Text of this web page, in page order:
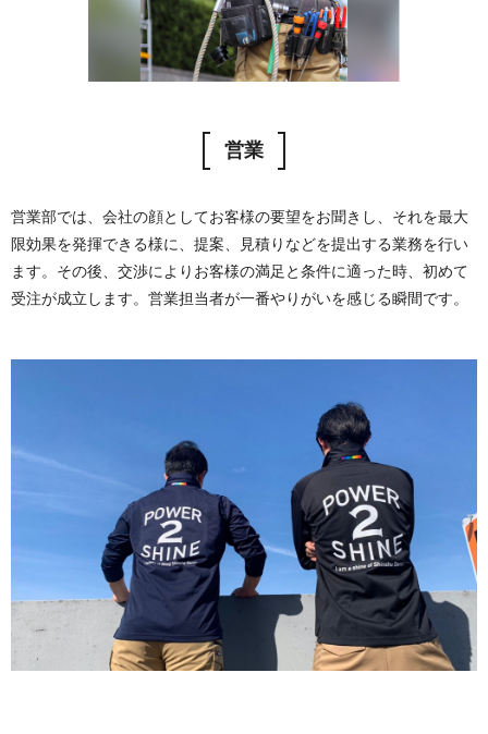
営業
営業部では、会社の顔としてお客様の要望をお聞きし、それを最大
限効果を発揮できる様に、提案、見積りなどを提出する業務を行い
ます。その後、交渉によりお客様の満足と条件に適った時、初めて
受注が成立します。営業担当者が一番やりがいを感じる瞬間です。